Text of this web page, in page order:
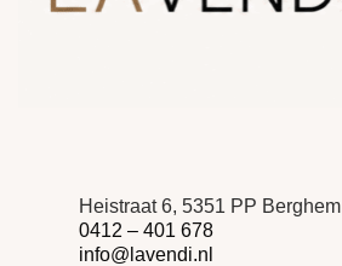
Heistraat 6, 5351 PP Berghem
0412 – 401 678
info@lavendi.nl